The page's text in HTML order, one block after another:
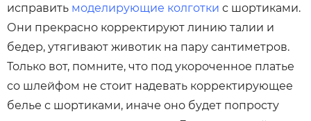
исправить моделирующие колготки с шортиками.
Они прекрасно корректируют линию талии и
бедер, утягивают животик на пару сантиметров.
Только вот, помните, что под укороченное платье
со шлейфом не стоит надевать корректирующее
белье с шортиками, иначе оно будет попросту